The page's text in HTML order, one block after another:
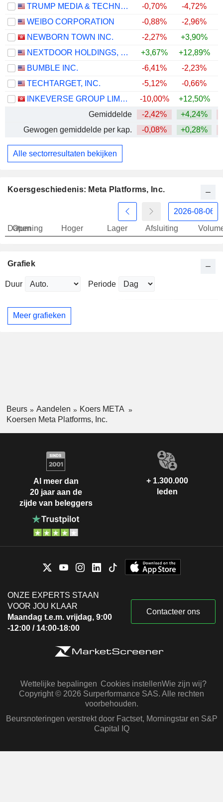
TRUMP MEDIA & TECHNOLOGY GROUP CORP. -0,70% -4,72%
WEIBO CORPORATION
-0,88% -2,96%
NEWBORN TOWN INC.
-2,27% +3,90%
NEXTDOOR HOLDINGS, INC.
+3,67% +12,89%
BUMBLE INC.
-6,41% -2,23%
TECHTARGET, INC.
-5,12% -0,66%
INKEVERSE GROUP LIMITED
-10,00% +12,50%
Gemiddelde
-2,42% +4,24%
Gewogen gemiddelde per kap.
-0,08% +0,28%
Alle sectorresultaten bekijken
Koersgeschiedenis: Meta Platforms, Inc.
Datum
Opening Hoger Lager Afsluiting
Grafiek
Duur Periode
Meer grafieken
Beurs Aandelen
Koers META
Koersen Meta Platforms, Inc.
Al meer dan
20 jaar aan de
zijde van beleggers
+ 1.300.000
leden
ONZE EXPERTS STAAN
VOOR JOU KLAAR
Maandag t.e.m. vrijdag, 9:00
-12:00 / 14:00-18:00
Contacteer ons
Wettelijke bepalingen Cookies instellenWie zijn wij?
Copyright © 2026 Surperformance SAS. Alle rechten
voorbehouden.
Beursnoteringen verstrekt door Factset, Morningstar en S&P
Capital IQ